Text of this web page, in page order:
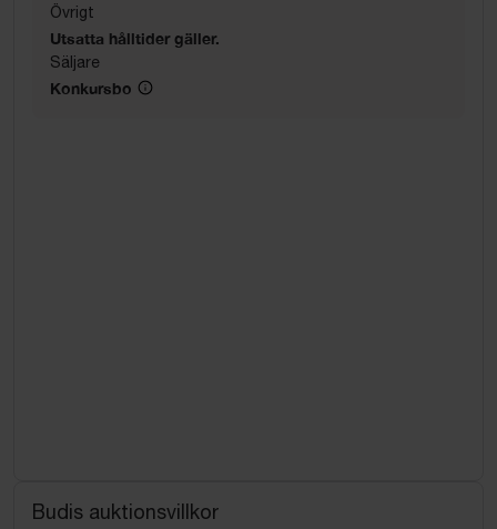
Övrigt
Utsatta hålltider gäller.
Säljare
Konkursbo
Budis auktionsvillkor